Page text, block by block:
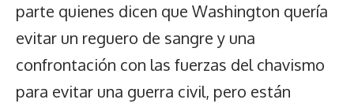
parte quienes dicen que Washington quería
evitar un reguero de sangre y una
confrontación con las fuerzas del chavismo
para evitar una guerra civil, pero están